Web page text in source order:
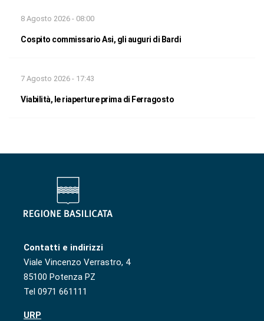
8 Agosto 2026 - 08:00
Cospito commissario Asi, gli auguri di Bardi
7 Agosto 2026 - 17:43
Viabilità, le riaperture prima di Ferragosto
Contatti e indirizzi
Viale Vincenzo Verrastro, 4
85100 Potenza PZ
Tel 0971 661111
URP